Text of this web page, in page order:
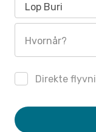
Lop Buri
Hvornår?
Direkte